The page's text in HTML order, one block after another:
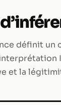
définit un
et la